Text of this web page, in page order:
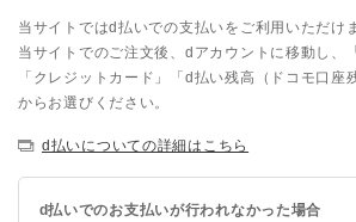
当サイトではd払いでの支払いをご利用いただけ
当サイトでのご注文後、dアカウントに移動し、
「クレジットカード」「d払い残高（ドコモ口座
からお選びください。
d払いについての詳細はこちら
d払いでのお支払いが行われなかった場合